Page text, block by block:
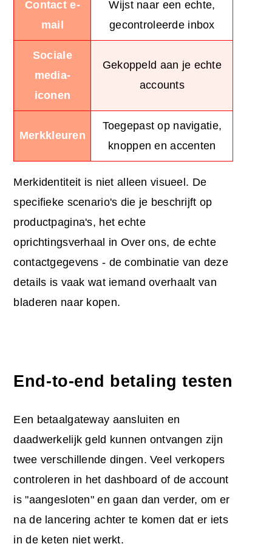
Contact e-
mail
Wijst naar een echte,
gecontroleerde inbox
Sociale
media-
iconen
Gekoppeld aan je echte
accounts
Merkkleuren
Toegepast op navigatie,
knoppen en accenten
Merkidentiteit is niet alleen visueel. De
specifieke scenario's die je beschrijft op
productpagina's, het echte
oprichtingsverhaal in Over ons, de echte
contactgegevens - de combinatie van deze
details is vaak wat iemand overhaalt van
bladeren naar kopen.
End-to-end betaling testen
Een betaalgateway aansluiten en
daadwerkelijk geld kunnen ontvangen zijn
twee verschillende dingen. Veel verkopers
controleren in het dashboard of de account
is "aangesloten" en gaan dan verder, om er
na de lancering achter te komen dat er iets
in de keten niet werkt.